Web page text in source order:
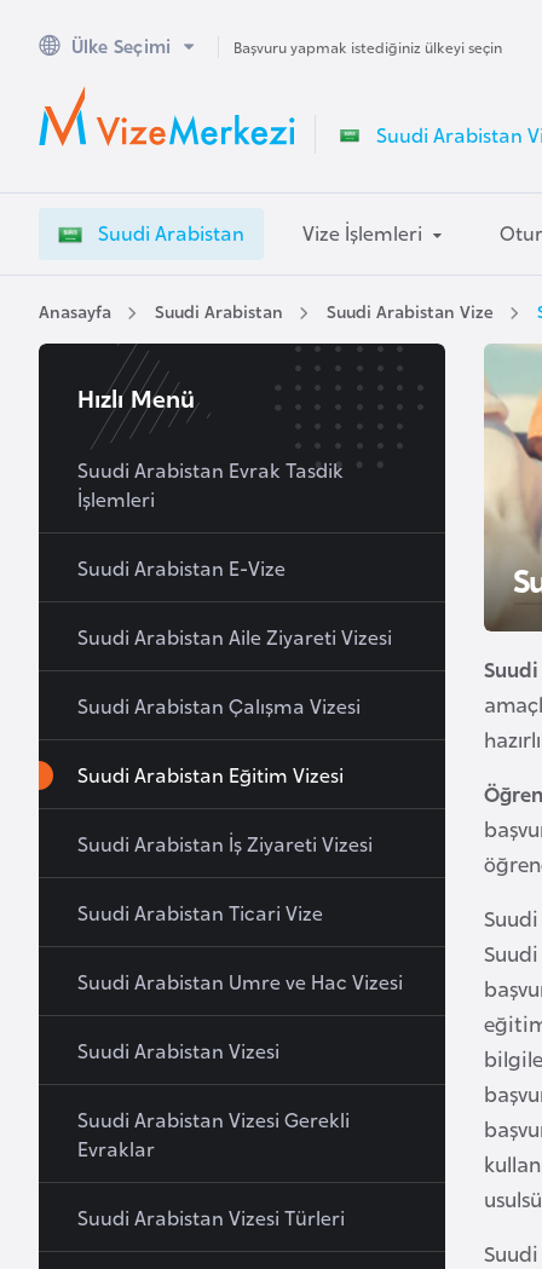
Ülke Seçimi Başvuru yapmak istediğiniz ülkeyi seçin
Suudi Arabistan
Suudi Arabistan Vize İşlemleri
Anasayfa Suudi Arabistan Suudi Arabistan Vize
Hızlı Menü
Suudi Arabistan Evrak Tasdik
İşlemleri
Suudi Arabistan E-Vize
Suudi Arabistan Aile Ziyareti Vizesi
Suudi Arabistan Çalışma Vizesi
Suudi Arabistan Eğitim Vizesi
Suudi Arabistan İş Ziyareti Vizesi
Suudi Arabistan Ticari Vize
Suudi Arabistan Umre ve Hac Vizesi
Suudi Arabistan Vizesi
Suudi Arabistan Vizesi Gerekli
Evraklar
Suudi Arabistan Vizesi Türleri
A
u
s
a
l
A
v
u
s
t
u
r
y
z
e
b
a
y
c
a
n
B
a
h
r
e